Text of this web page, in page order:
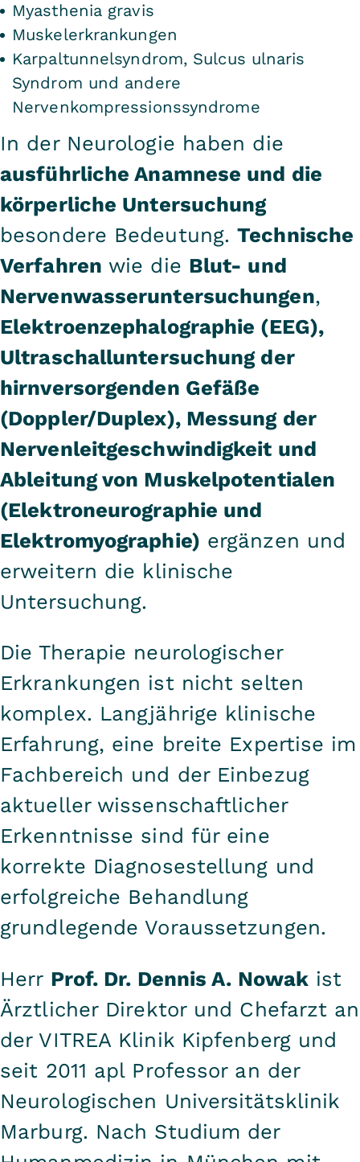
Myasthenia gravis
Muskelerkrankungen
Karpaltunnelsyndrom, Sulcus ulnaris
Syndrom und andere
Nervenkompressionssyndrome
In der Neurologie haben die
ausführliche Anamnese und die
körperliche Untersuchung
besondere Bedeutung.Technische
Verfahren wie die Blut- und
Nervenwasseruntersuchungen,
Elektroenzephalographie (EEG),
Ultraschalluntersuchung der
hirnversorgenden Gefäße
(Doppler/Duplex), Messung der
Nervenleitgeschwindigkeit und
Ableitung von Muskelpotentialen
(Elektroneurographie und
Elektromyographie) ergänzen und
erweitern die klinische
Untersuchung.
Die Therapie neurologischer
Erkrankungen ist nicht selten
komplex. Langjährige klinische
Erfahrung, eine breite Expertise im
Fachbereich und der Einbezug
aktueller wissenschaftlicher
Erkenntnisse sind für eine
korrekte Diagnosestellung und
erfolgreiche Behandlung
grundlegende Voraussetzungen.
Herr Prof. Dr. Dennis A. Nowak ist
Ärztlicher Direktor und Chefarzt an
der VITREA Klinik Kipfenberg und
seit 2011 apl Professor an der
Neurologischen Universitätsklinik
Marburg. Nach Studium der